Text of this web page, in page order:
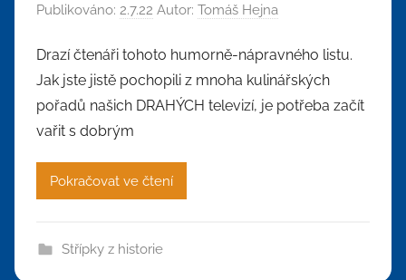
Publikováno: 2.7.22 Autor: Tomáš Hejna
Drazí čtenáři tohoto humorně-nápravného listu.
Jak jste jistě pochopili z mnoha kulinářských
pořadů našich DRAHÝCH televizí, je potřeba začít
vařit s dobrým
Pokračovat ve čtení
Střípky z historie